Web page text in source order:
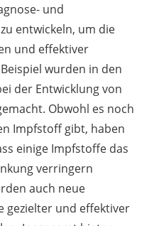
und
entwickeln, um die
und effektiver
wurden in den
der Entwicklung von
Obwohl es noch
Impfstoff gibt, haben
einige Impfstoffe das
verringern
auch neue
gezielter und effektiver